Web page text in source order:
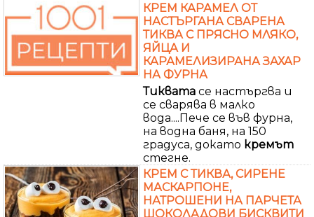
КРЕМ КАРАМЕЛ ОТ
НАСТЪРГАНА СВАРЕНА
ТИКВА С ПРЯСНО МЛЯКО,
ЯЙЦА И
КАРАМЕЛИЗИРАНА ЗАХАР
НА ФУРНА
Тиквата се настъргва и
се сварява в малко
вода....Пече се във фурна,
на водна баня, на 150
градуса, докато кремът
стегне.
КРЕМ С ТИКВА, СИРЕНЕ
МАСКАРПОНЕ,
НАТРОШЕНИ НА ПАРЧЕТА
ШОКОЛАДОВИ БИСКВИТИ